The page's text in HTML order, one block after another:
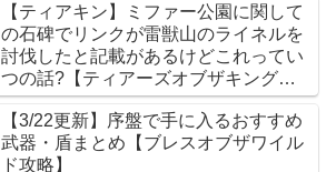
【ティアキン】ミファー公園に関して
の石碑でリンクが雷獣山のライネルを
討伐したと記載があるけどこれってい
つの話?【ティアーズオブザキングダ
ム】
【3/22更新】序盤で手に入るおすすめ
武器・盾まとめ【ブレスオブザワイル
ド攻略】